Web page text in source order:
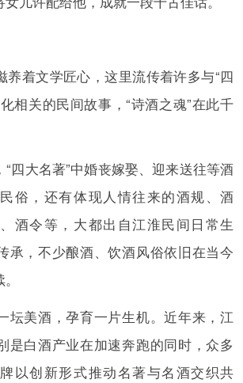
养着文学匠心，这里流传着许多与“四
相关的民间故事，“诗酒之魂”在此千
四大名著”中婚丧嫁娶、迎来送往等酒
俗，还有体现人情往来的酒规、酒
酒令等，大都出自江淮民间日常生
承，不少酿酒、饮酒风俗依旧在当今
坛美酒，孕育一片生机。近年来，江
是白酒产业在加速奔跑的同时，众多
以创新形式推动名著与名酒交织共